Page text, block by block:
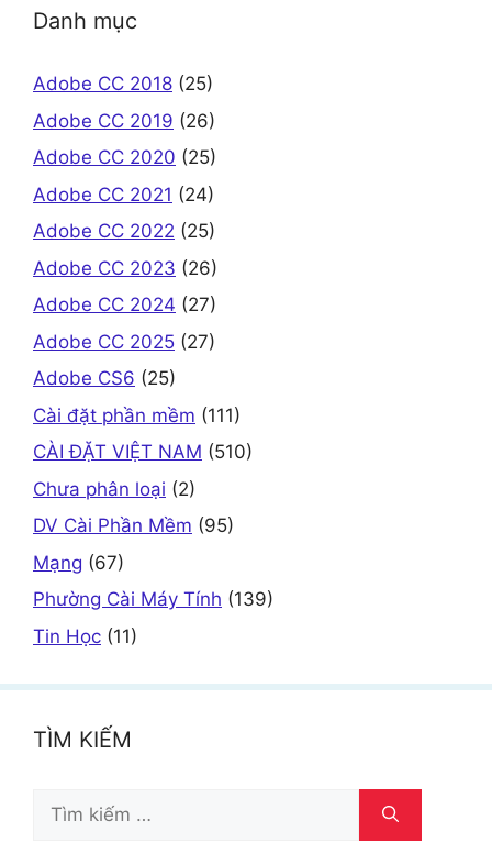
Danh mục
Adobe CC 2018 (25)
Adobe CC 2019 (26)
Adobe CC 2020 (25)
Adobe CC 2021 (24)
Adobe CC 2022 (25)
Adobe CC 2023 (26)
Adobe CC 2024 (27)
Adobe CC 2025 (27)
Adobe CS6 (25)
Cài đặt phần mềm (111)
CÀI ĐẶT VIỆT NAM (510)
Chưa phân loại (2)
DV Cài Phần Mềm (95)
Mạng (67)
Phường Cài Máy Tính (139)
Tin Học (11)
TÌM KIẾM
Tìm
kiếm